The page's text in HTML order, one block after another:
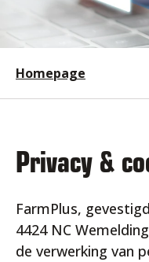
Homepage
Privacy &
FarmPlus,
4424 NC
de verwerking van